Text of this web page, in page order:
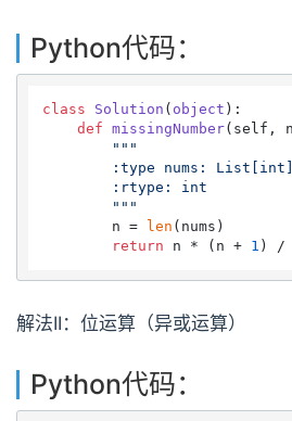
Python代码：
class Solution ( object ):
def missingNumber( self,
"""
        :type nums: List[int]
        :rtype: int
        """
        n =
len (nums)
return n * (n + 1 ) /
解法II：位运算（异或运算）
Python代码：